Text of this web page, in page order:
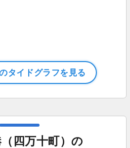
タイドグラフを見る
四万十町）の